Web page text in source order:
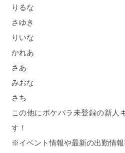
りるな
さゆき
りいな
かれあ
さあ
みおな
さち
この他にポケパラ未登録の新人
す！
※イベント情報や最新の出勤情報